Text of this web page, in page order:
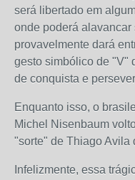
será libertado em
onde poderá
provavelmente dará
gesto simbólico de "V"
de conquista e
Enquanto isso, o
Michel Nisenbaum
"sorte" de Thiago Avila
Infelizmente, essa